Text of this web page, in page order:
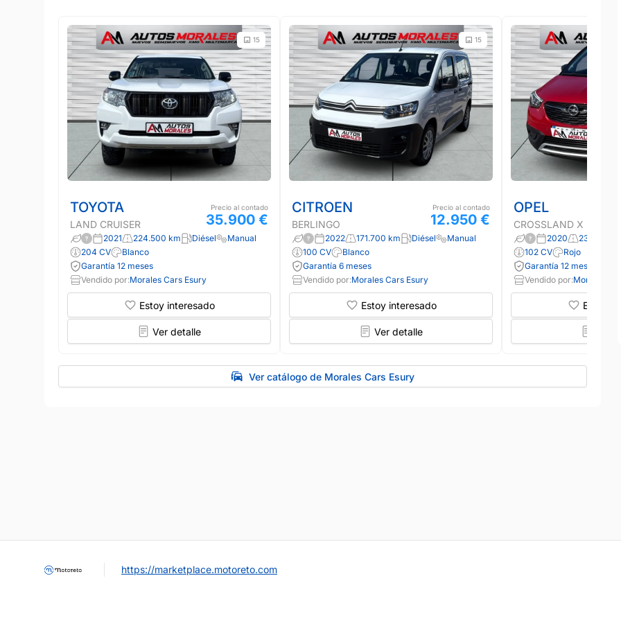
15
TOYOTA
LAND CRUISER
Precio al contado
35.900 €
2021 224.500 km Diésel
Manual
204 CV
Blanco
Garantía 12 meses
Vendido por:Morales Cars Esury
Estoy interesado
Ver detalle
15
CITROEN
BERLINGO
Precio al contado
12.950 €
2022 171.700 km Diésel
Manual
100 CV
Blanco
Garantía 6 meses
Vendido por:Morales Cars Esury
Estoy interesado
Ver detalle
OPEL
CROSSLAND X
2020 23.109 km
102 CV
Rojo
Garantía 12 meses
Vendido por:Morales
Estoy
Ver catálogo de Morales Cars Esury
https://marketplace.motoreto.com